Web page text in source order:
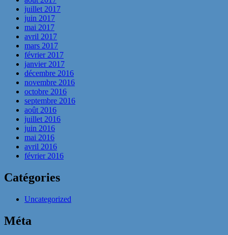
juillet 2017
juin 2017
mai 2017
avril 2017
mars 2017
février 2017
janvier 2017
décembre 2016
novembre 2016
octobre 2016
septembre 2016
août 2016
juillet 2016
juin 2016
mai 2016
avril 2016
février 2016
Catégories
Uncategorized
Méta